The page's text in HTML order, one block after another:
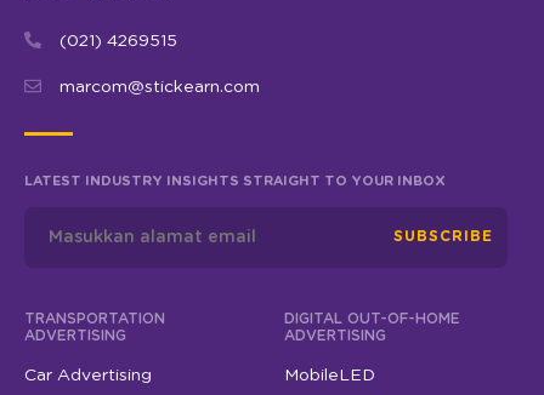
(021) 4269515
marcom@stickearn.com
LATEST INDUSTRY INSIGHTS STRAIGHT TO YOUR INBOX
SUBSCRIBE
TRANSPORTATION
ADVERTISING
Car Advertising
DIGITAL OUT-OF-HOME
ADVERTISING
MobileLED